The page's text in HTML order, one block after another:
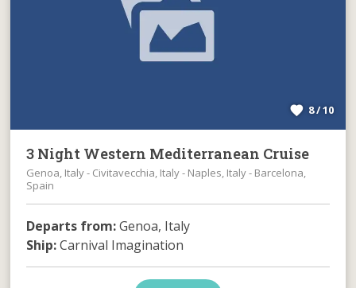
8 / 10
3 Night Western Mediterranean Cruise
Genoa, Italy - Civitavecchia, Italy - Naples, Italy - Barcelona,
Spain
Departs from:Genoa, Italy
Ship:Carnival Imagination